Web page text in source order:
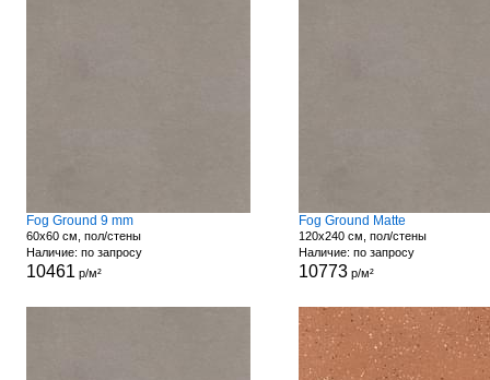
Fog Ground 9 mm
60x60 см, пол/стены
Наличие: по запросу
10461 р/м²
Fog Ground Matte
120x240 см, пол/стены
Наличие: по запросу
10773р/м²